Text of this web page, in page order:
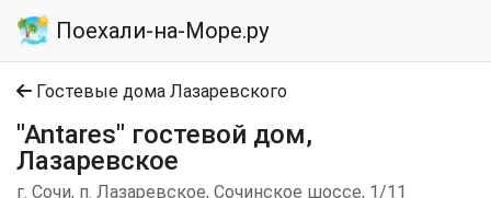
Поехали-на-Море.ру
Гостевые дома Лазаревского
"Antares" гостевой дом,
Лазаревское
г. Сочи, п. Лазаревское, Сочинское шоссе, 1/11